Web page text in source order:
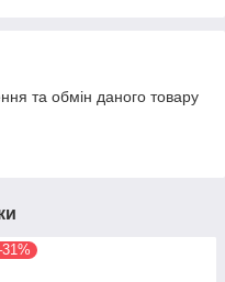
та обмін даного товару